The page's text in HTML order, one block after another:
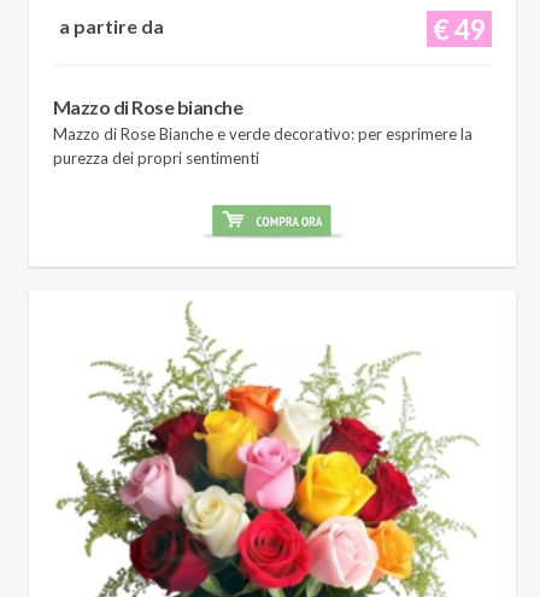
€ 49
a partire da
Mazzo di Rose bianche
Mazzo di Rose Bianche e verde decorativo: per esprimere la
purezza dei propri sentimenti